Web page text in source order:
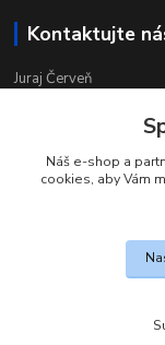
Kontaktujte
Juraj Červeň
pondelok-piatok 8:00 -
Náš e-shop a
cookies, aby Vám